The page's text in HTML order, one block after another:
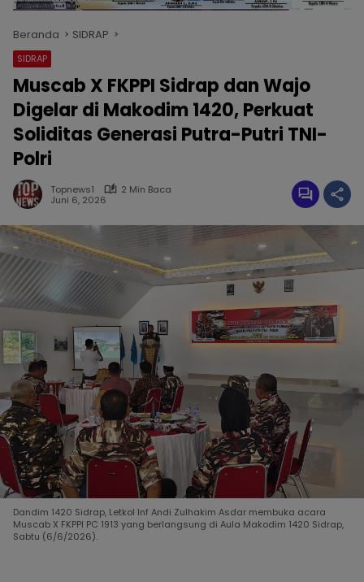
Beranda SIDRAP
SIDRAP
Muscab X FKPPI Sidrap dan Wajo
Digelar di Makodim 1420, Perkuat
Soliditas Generasi Putra-Putri TNI-
Polri
Topnews1
2 Min Baca
Juni 6, 2026
Dandim 1420 Sidrap, Letkol Inf Andi Zulhakim Asdar membuka acara
Muscab X FKPPI PC 1913 yang berlangsung di Aula Makodim 1420 Sidrap,
Sabtu (6/6/2026).